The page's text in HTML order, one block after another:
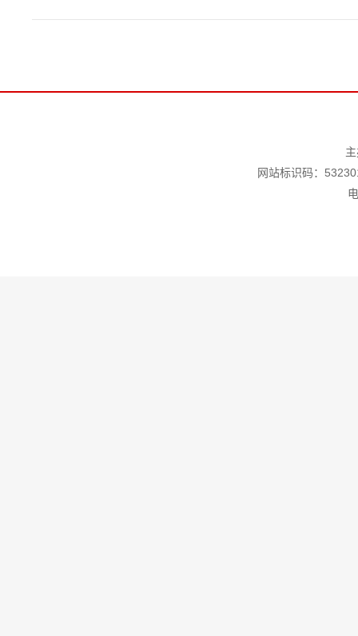
网站标识码：